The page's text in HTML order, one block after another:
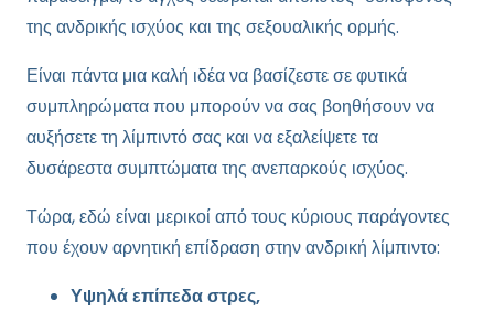
της ανδρικής ισχύος και της σεξουαλικής ορμής.
Είναι πάντα μια καλή ιδέα να βασίζεστε σε φυτικά
συμπληρώματα που μπορούν να σας βοηθήσουν να
αυξήσετε τη λίμπιντό σας και να εξαλείψετε τα
δυσάρεστα συμπτώματα της ανεπαρκούς ισχύος.
Τώρα, εδώ είναι μερικοί από τους κύριους παράγοντες
που έχουν αρνητική επίδραση στην ανδρική λίμπιντο:
Υψηλά επίπεδα στρες,